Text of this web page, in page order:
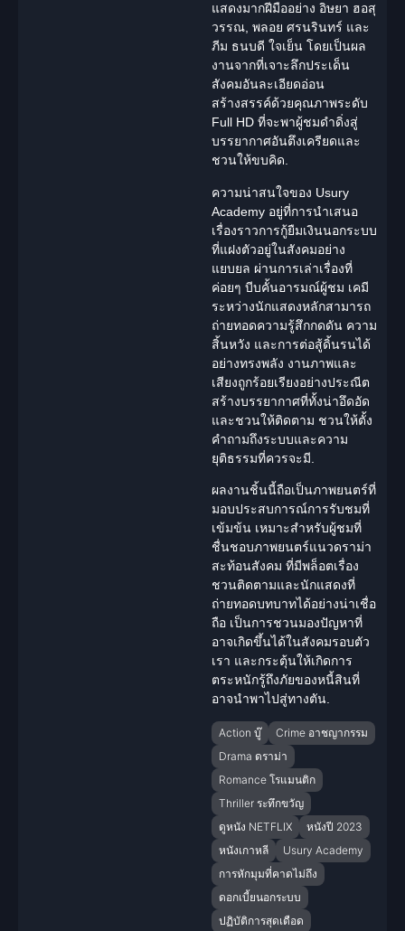
แสดงมากฝีมืออย่าง อิษยา ฮอสุ
วรรณ, พลอย ศรนรินทร์ และ
ภีม ธนบดี ใจเย็น โดยเป็นผล
งานจากที่เจาะลึกประเด็น
สังคมอันละเอียดอ่อน
สร้างสรรค์ด้วยคุณภาพระดับ
Full HD ที่จะพาผู้ชมดำดิ่งสู่
บรรยากาศอันตึงเครียดและ
ชวนให้ขบคิด.
ความน่าสนใจของ Usury
Academy อยู่ที่การนำเสนอ
เรื่องราวการกู้ยืมเงินนอกระบบ
ที่แฝงตัวอยู่ในสังคมอย่าง
แยบยล ผ่านการเล่าเรื่องที่
ค่อยๆ บีบคั้นอารมณ์ผู้ชม เคมี
ระหว่างนักแสดงหลักสามารถ
ถ่ายทอดความรู้สึกกดดัน ความ
สิ้นหวัง และการต่อสู้ดิ้นรนได้
อย่างทรงพลัง งานภาพและ
เสียงถูกร้อยเรียงอย่างประณีต
สร้างบรรยากาศที่ทั้งน่าอึดอัด
และชวนให้ติดตาม ชวนให้ตั้ง
คำถามถึงระบบและความ
ยุติธรรมที่ควรจะมี.
ผลงานชิ้นนี้ถือเป็นภาพยนตร์ที่
มอบประสบการณ์การรับชมที่
เข้มข้น เหมาะสำหรับผู้ชมที่
ชื่นชอบภาพยนตร์แนวดราม่า
สะท้อนสังคม ที่มีพล็อตเรื่อง
ชวนติดตามและนักแสดงที่
ถ่ายทอดบทบาทได้อย่างน่าเชื่อ
ถือ เป็นการชวนมองปัญหาที่
อาจเกิดขึ้นได้ในสังคมรอบตัว
เรา และกระตุ้นให้เกิดการ
ตระหนักรู้ถึงภัยของหนี้สินที่
อาจนำพาไปสู่ทางตัน.
Action บู๊
Crime อาชญากรรม
Drama ดราม่า
Romance โรแมนติก
Thriller ระทึกขวัญ
ดูหนัง NETFLIX
หนังปี 2023
หนังเกาหลี
Usury Academy
การหักมุมที่คาดไม่ถึง
ดอกเบี้ยนอกระบบ
ปฏิบัติการสุดเดือด